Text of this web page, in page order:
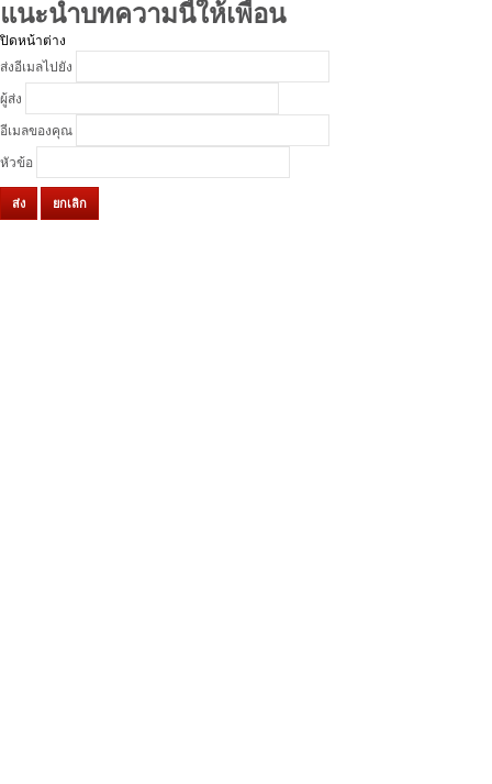
แนะนำบทความนี้ให้เพื่อน
ปิดหน้าต่าง
ส่งอีเมลไปยัง
ผู้ส่ง
อีเมลของคุณ
หัวข้อ
ส่ง ยกเลิก